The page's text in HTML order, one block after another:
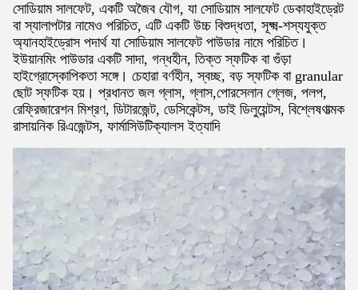
সোডিয়াম সালফেট, একটি অজৈব যৌগ, যা সোডিয়াম সালফেট ডেকাহাইড্রেট
বা স্যালাপটার নামেও পরিচিত, এটি একটি উচ্চ বিশুদ্ধতা, সূক্ষ্ম-শস্যযুক্ত
অ্যানহাইড্রোস পদার্থ যা সোডিয়াম সালফেট পাউডার নামে পরিচিত।
ইউয়ানমিং পাউডার একটি সাদা, গন্ধহীন, তিক্ত স্ফটিক বা গুঁড়া
হাইগ্রোস্কোপিকতা সঙ্গে। চেহারা বর্ণহীন, স্বচ্ছ, বড় স্ফটিক বা granular
ছোট স্ফটিক হয়। প্রধানত জল গ্লাস, গ্লাস,পোরসেলান গ্লেজ, পলপ,
রেফ্রিজারেশন মিশ্রণ, ডিটারজেন্ট, ডেসিকেন্টস, ডাই ডিলুয়েন্টস, বিশ্লেষণাত্মক
রাসায়নিক রিএজেন্টস, ফার্মাসিউটিক্যালস ইত্যাদি